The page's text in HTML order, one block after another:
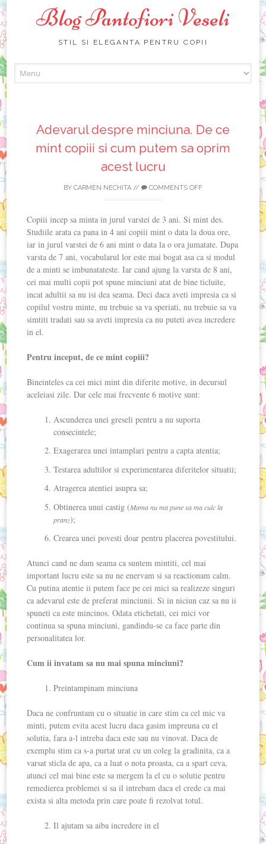
Blog Pantofiori Veseli
STIL SI ELEGANTA PENTRU COPII
to
Adevarul despre minciuna. De ce
mint copiii si cum putem sa oprim
acest lucru
BY CARMEN NECHITA // COMMENTS OFF
Copiii incep sa minta in jurul varstei de 3 ani. Si mint des.
Studiile arata ca pana in 4 ani copiii mint o data la doua ore,
iar in jurul varstei de 6 ani mint o data la o ora jumatate. Dupa
varsta de 7 ani, vocabularul lor este mai bogat asa ca si modul
de a minti se imbunatateste. Iar cand ajung la varsta de 8 ani,
cei mai multi copii pot spune minciuni atat de bine ticluite,
incat adultii sa nu isi dea seama. Deci daca aveti impresia ca si
copilul vostru minte, nu trebuie sa va speriati, nu trebuie sa va
simtiti tradati sau sa aveti impresia ca nu puteti avea incredere
in el.
Pentru inceput, de ce mint copiii?
Bineinteles ca cei mici mint din diferite motive, in decursul
aceleiasi zile. Dar cele mai frecvente 6 motive sunt:
Ascunderea unei greseli pentru a nu suporta
consecintele;
Exagerarea unei intamplari pentru a capta atentia;
Testarea adultilor si experimentarea diferitelor situatii;
Atragerea atentiei asupra sa;
Obtinerea unui castig (Mama nu ma pune sa ma culc la
pranz);
Crearea unei povesti doar pentru placerea povestitului.
Atunci cand ne dam seama ca suntem mintiti, cel mai
important lucru este sa nu ne enervam si sa reactionam calm.
Cu putina atentie ii putem face pe cei mici sa realizeze singuri
ca adevarul este de preferat minciunii. Si in niciun caz sa nu ii
spuneti ca este mincinos. Odata etichetati, cei mici vor
continua sa spuna minciuni, gandindu-se ca face parte din
personalitatea lor.
Cum ii invatam sa nu mai spuna minciuni?
Preintampinam minciuna
Daca ne confruntam cu o situatie in care stim ca cel mic va
minti, putem evita acest lucru daca gasim impreuna cu el
solutia, fara a-l intreba daca este sau nu vinovat. Daca de
exemplu stim ca s-a purtat urat cu un coleg la gradinita, ca a
varsat sticla de apa, ca a luat o nota proasta, ca a spart ceva,
atunci cel mai bine este sa mergem la el cu o solutie pentru
remedierea problemei si sa il intrebam daca el crede ca mai
exista si alta metoda prin care poate fi rezolvat totul.
Il ajutam sa aiba incredere in el